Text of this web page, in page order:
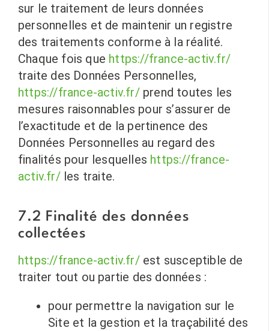
sur le traitement de leurs données
personnelles et de maintenir un registre
des traitements conforme à la réalité.
Chaque fois que https://france-activ.fr/
traite des Données Personnelles,
https://france-activ.fr/prend toutes les
mesures raisonnables pour s’assurer de
l’exactitude et de la pertinence des
Données Personnelles au regard des
finalités pour lesquelles https://france-
activ.fr/les traite.
7.2 Finalité des données
collectées
https://france-activ.fr/est susceptible de
traiter tout ou partie des données :
pour permettre la navigation sur le
Site et la gestion et la traçabilité des